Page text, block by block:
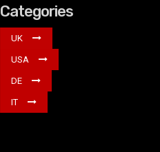
Categories
UK
USA
DE
IT